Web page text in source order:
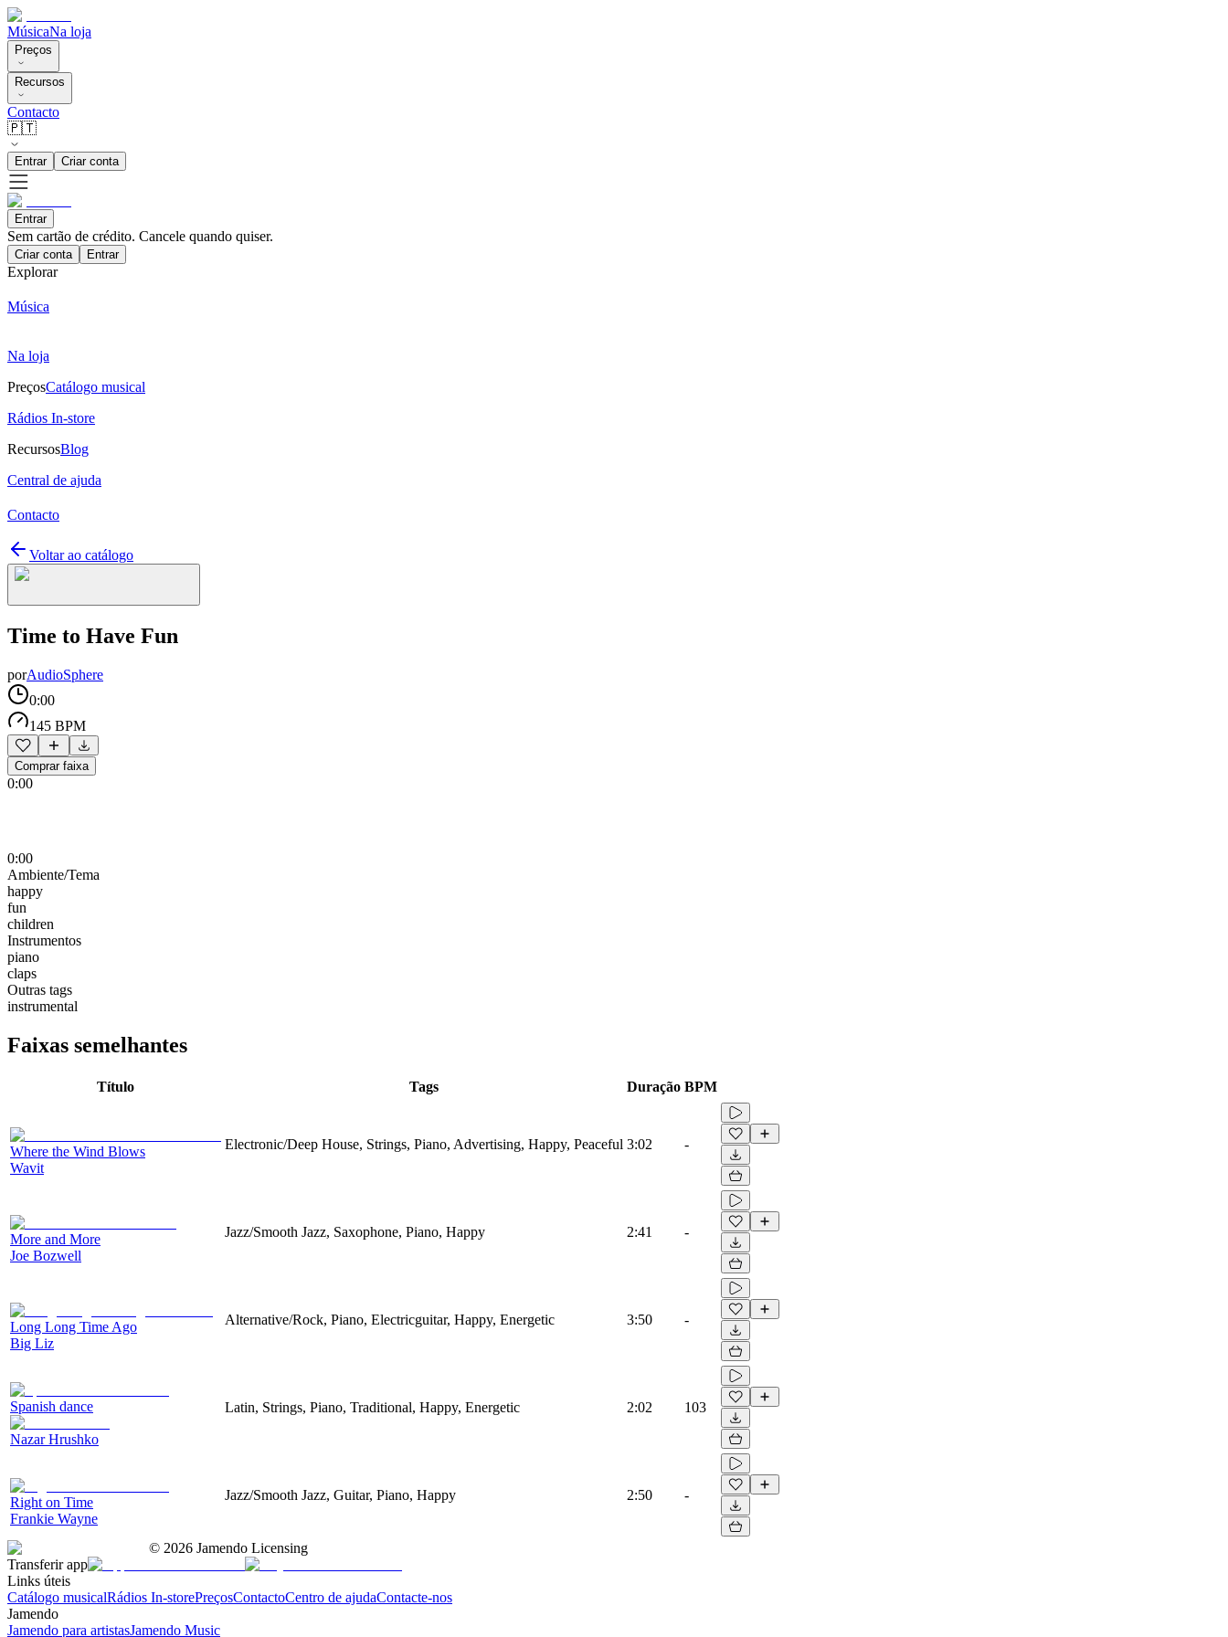
MúsicaNa loja
Preços
Recursos
Contacto
🇵🇹
Entrar Criar conta
Entrar
Sem cartão de crédito. Cancele quando quiser.
Criar conta Entrar
Explorar
Música
Na loja
PreçosCatálogo musical
Rádios In-store
RecursosBlog
Central de ajuda
Contacto
Voltar ao catálogo
Time to Have Fun
porAudioSphere
0:00
145 BPM
Comprar faixa
0:00
0:00
Ambiente/Tema
happy
fun
children
Instrumentos
piano
claps
Outras tags
instrumental
Faixas semelhantes
Título Tags Duração BPM
Where the Wind Blows
Wavit
Electronic/Deep House, Strings, Piano, Advertising, Happy, Peaceful 3:02 -
More and More
Joe Bozwell
Jazz/Smooth Jazz, Saxophone, Piano, Happy 2:41 -
Long Long Time Ago
Big Liz
Alternative/Rock, Piano, Electricguitar, Happy, Energetic 3:50 -
Spanish dance
Nazar Hrushko
Latin, Strings, Piano, Traditional, Happy, Energetic 2:02 103
Right on Time
Frankie Wayne
Jazz/Smooth Jazz, Guitar, Piano, Happy 2:50 -
© 2026 Jamendo Licensing
Transferir app
Links úteis
Catálogo musicalRádios In-storePreçosContactoCentro de ajudaContacte-nos
Jamendo
Jamendo para artistasJamendo Music